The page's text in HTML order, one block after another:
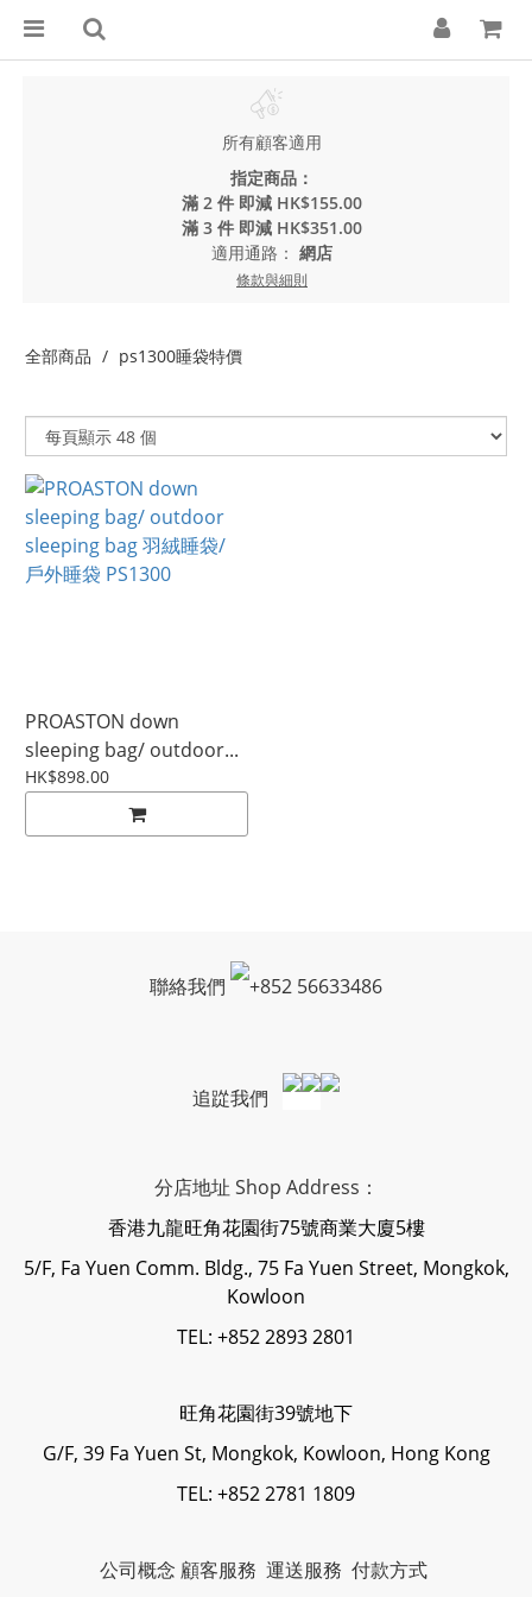
所有顧客適用
指定商品：
滿 2 件 即減 HK$155.00
滿 3 件 即減 HK$351.00
適用通路： 網店
條款與細則
全部商品 ps1300睡袋特價
PROASTON down
sleeping bag/ outdoor...
HK$898.00
聯絡我們 +852 56633486
追踨我們
分店地址 Shop Address：
香港九龍旺角花園街75號商業大廈5樓
5/F, Fa Yuen Comm. Bldg., 75 Fa Yuen Street, Mongkok,
Kowloon
TEL: +852 2893 2801
旺角花園街39號地下
G/F, 39 Fa Yuen St, Mongkok, Kowloon, Hong Kong
TEL: +852 2781 1809
公司概念 顧客服務 運送服務 付款方式